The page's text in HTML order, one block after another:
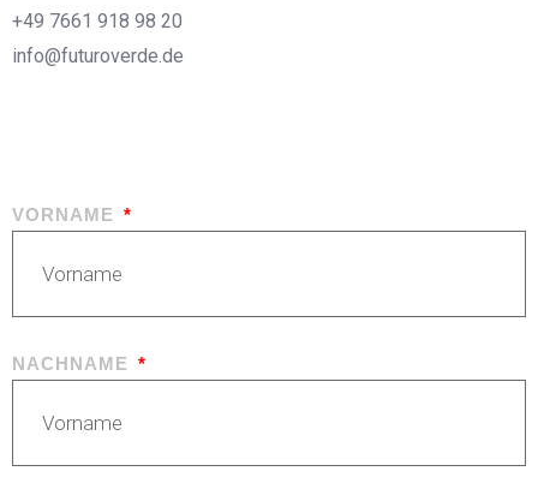
+49 7661 918 98 20
info@futuroverde.de
VORNAME
NACHNAME